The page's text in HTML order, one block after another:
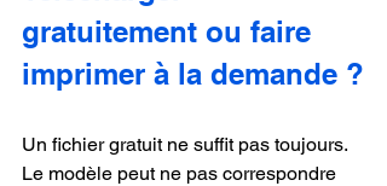
gratuitement ou faire
imprimer à la demande ?
Un fichier gratuit ne suffit pas toujours.
Le modèle peut ne pas correspondre